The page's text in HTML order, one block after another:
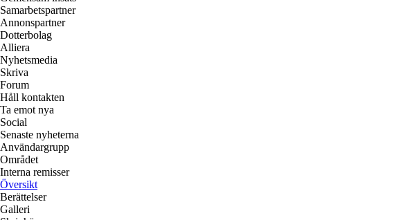
Samarbetspartner
Annonspartner
Dotterbolag
Alliera
Nyhetsmedia
Skriva
Forum
Håll kontakten
Ta emot nya
Social
Senaste nyheterna
Användargrupp
Området
Interna remisser
Översikt
Berättelser
Galleri